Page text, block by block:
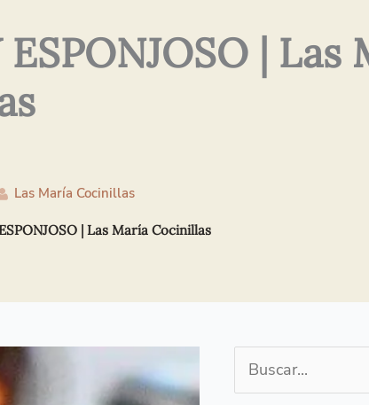
| Las
Las María Cocinillas
| Las María Cocinillas
Buscar
por: